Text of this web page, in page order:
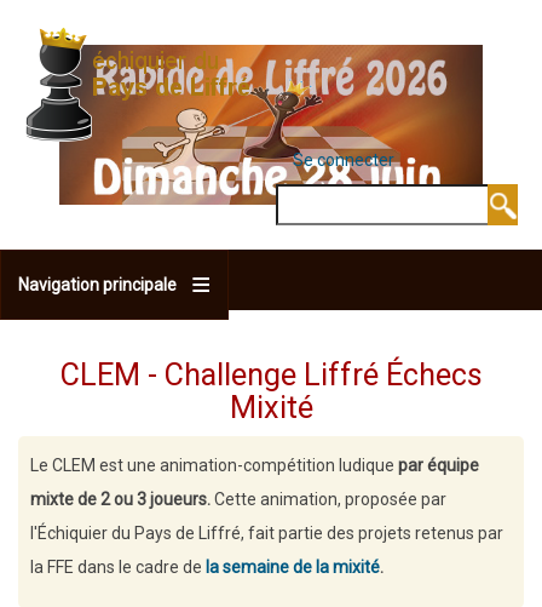
contenu
principal
MENU DU
Se connecter
Navigation principale
CLEM - Challenge Liffré Échecs
Mixité
Le CLEM est une animation-compétition ludique par équipe
mixte de 2 ou 3 joueurs.Cette animation, proposée par
l'Échiquier du Pays de Liffré, fait partie des projets retenus par
la FFE dans le cadre de la semaine de la mixité.